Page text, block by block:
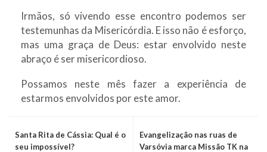
Irmãos, só vivendo esse encontro podemos ser
testemunhas da Misericórdia. E isso não é esforço,
mas uma graça de Deus: estar envolvido neste
abraço é ser misericordioso.
Possamos neste mês fazer a experiência de
estarmos envolvidos por este amor.
Santa Rita de Cássia: Qual é o
seu impossível?
Evangelização nas ruas de
Varsóvia marca Missão TK na